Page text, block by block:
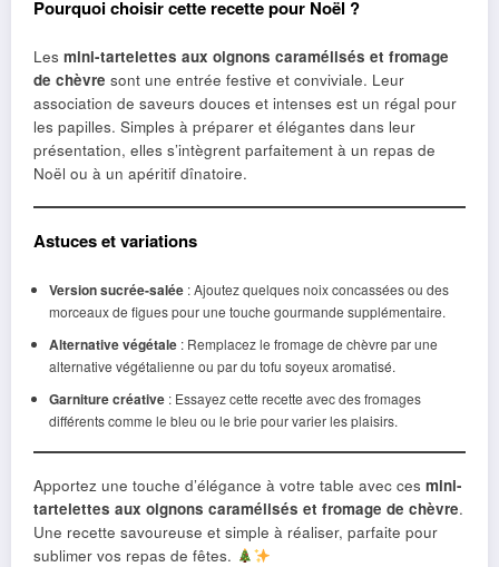
Pourquoi choisir cette recette pour Noël ?
Les mini-tartelettes aux oignons caramélisés et fromage
de chèvre sont une entrée festive et conviviale. Leur
association de saveurs douces et intenses est un régal pour
les papilles. Simples à préparer et élégantes dans leur
présentation, elles s’intègrent parfaitement à un repas de
Noël ou à un apéritif dînatoire.
Astuces et variations
Version sucrée-salée: Ajoutez quelques noix concassées ou des
morceaux de figues pour une touche gourmande supplémentaire.
Alternative végétale: Remplacez le fromage de chèvre par une
alternative végétalienne ou par du tofu soyeux aromatisé.
Garniture créative: Essayez cette recette avec des fromages
différents comme le bleu ou le brie pour varier les plaisirs.
Apportez une touche d’élégance à votre table avec ces mini-
tartelettes aux oignons caramélisés et fromage de chèvre.
Une recette savoureuse et simple à réaliser, parfaite pour
sublimer vos repas de fêtes.